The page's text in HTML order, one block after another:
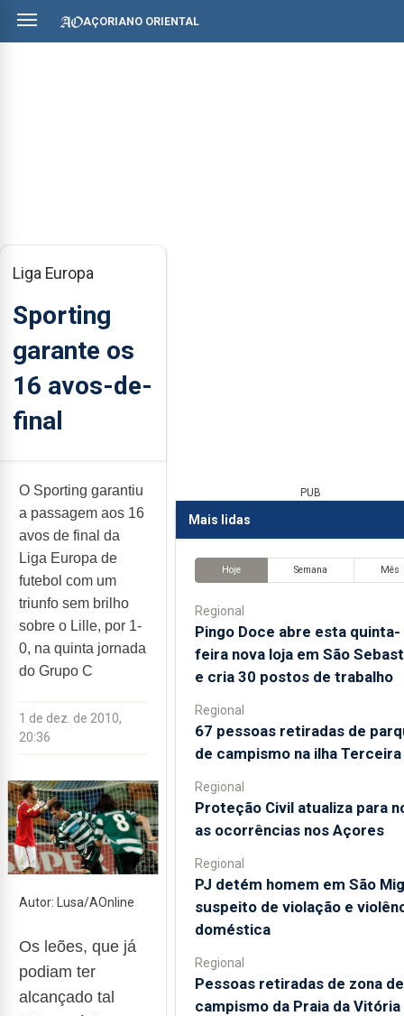
AÇORIANO ORIENTAL
Liga Europa
Sporting
garante os
16 avos-de-
final
O Sporting garantiu
a passagem aos 16
avos de final da
Liga Europa de
futebol com um
triunfo sem brilho
sobre o Lille, por 1-
0, na quinta jornada
do Grupo C
1 de dez. de 2010,
20:36
Autor: Lusa/AOnline
Os leões, que já
podiam ter
alcançado tal
PUB
Mais lidas
Hoje Semana Mês
Regional
Pingo Doce abre esta quinta-
feira nova loja em São
e cria 30 postos de trabalho
Regional
67 pessoas retiradas de
de campismo na ilha Terceira
Regional
Proteção Civil atualiza para
as ocorrências nos Açores
Regional
PJ detém homem em São
suspeito de violação e
doméstica
Regional
Pessoas retiradas de zona de
campismo da Praia da Vitória